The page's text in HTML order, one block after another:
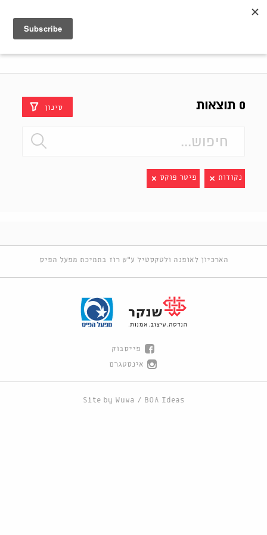
0 תוצאות סינון
נקודות פיטר פוקס
הארכיון לאופנה ולטקסטיל ע"ש רוז בתמיכת מפעל הפיס
פייסבוק
אינסטגרם
Site by Wuwa / BOA Ideas